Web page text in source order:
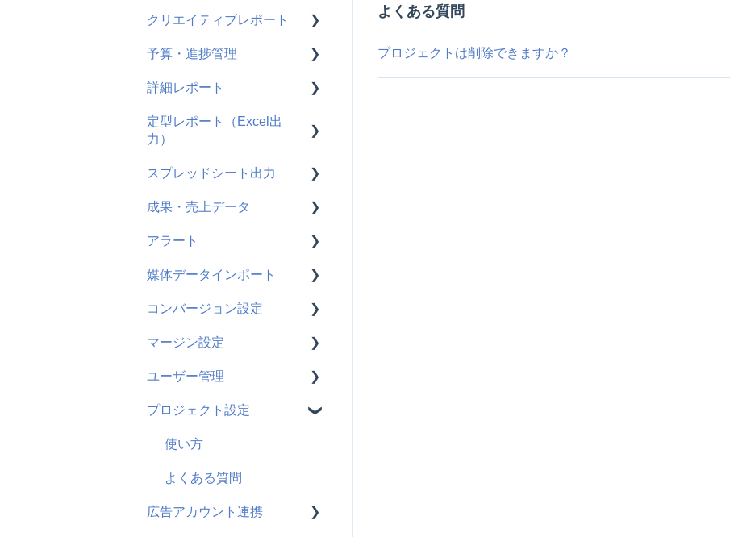
よくある質問
プロジェクトは削除できますか？
Meta広告
TikTok広告
X広告
Microsoft広告
よくある質問
使い方
よくある質問
クリエイティブレポート
使い方
よくある質問
予算・進捗管理
使い方
よくある質問
詳細レポート
使い方
定型レポート（Excel出
力）
使い方
よくある質問
スプレッドシート出力
使い方
よくある質問
成果・売上データ
使い方
GA4
AD EBiS
WebAntenna
CATS
ecforce
Squad beyond
Salesforce
hubspot
アラート
使い方
よくある質問
媒体データインポート
使い方
よくある質問
コンバージョン設定
使い方
よくある質問
マージン設定
使い方
ユーザー管理
使い方
よくある質問
プロジェクト設定
使い方
よくある質問
広告アカウント連携